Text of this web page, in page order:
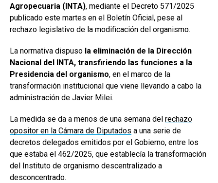
Agropecuaria (INTA), mediante el Decreto 571/2025
publicado este martes en el Boletín Oficial, pese al
rechazo legislativo de la modificación del organismo.
La normativa dispuso la eliminación de la Dirección
Nacional del INTA, transfiriendo las funciones a la
Presidencia del organismo, en el marco de la
transformación institucional que viene llevando a cabo la
administración de Javier Milei.
La medida se da a menos de una semana del rechazo
opositor en la Cámara de Diputados a una serie de
decretos delegados emitidos por el Gobierno, entre los
que estaba el 462/2025, que establecía la transformación
del Instituto de organismo descentralizado a
desconcentrado.